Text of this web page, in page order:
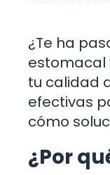
¿Te ha
estomacal
tu calidad
efectivas
cómo
¿Por